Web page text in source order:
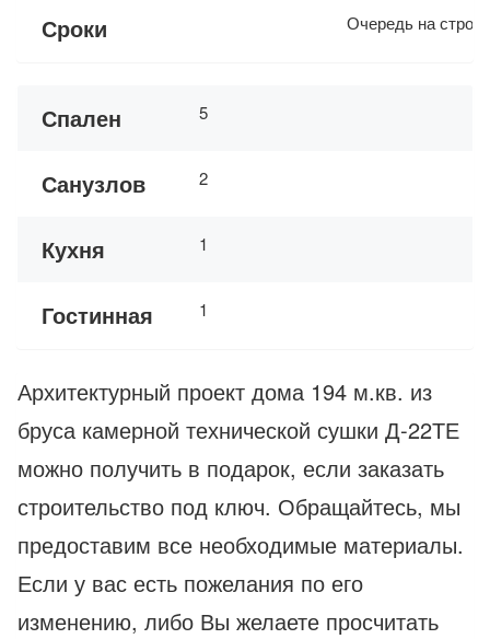
Сроки Очередь на
Спален 5
Санузлов 2
Кухня 1
Гостинная 1
Архитектурный проект дома 194 м.кв. из
бруса камерной технической сушки Д-22ТЕ
можно получить в подарок, если заказать
строительство под ключ. Обращайтесь, мы
предоставим все необходимые материалы.
Если у вас есть пожелания по его
изменению, либо Вы желаете просчитать